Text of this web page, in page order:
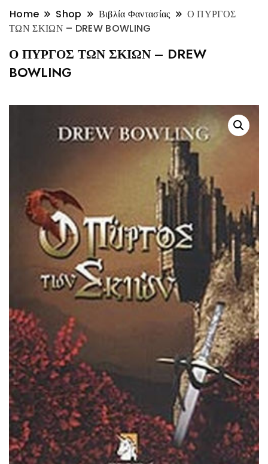
Home Shop Βιβλία Φαντασίας
Ο ΠΥΡΓΟΣ
ΤΩΝ ΣΚΙΩΝ – DREW BOWLING
Ο ΠΥΡΓΟΣ ΤΩΝ ΣΚΙΩΝ – DREW
BOWLING